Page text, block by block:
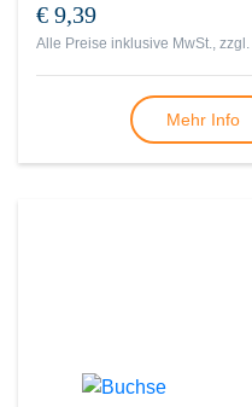
€ 9,39
Alle Preise inklusive MwSt., zzgl.
Mehr Info